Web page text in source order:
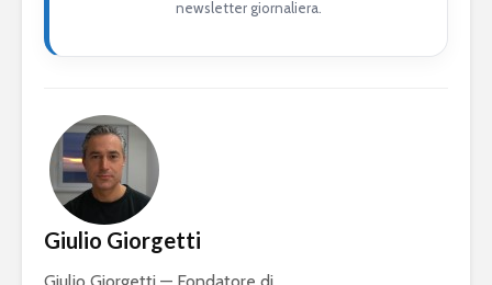
newsletter giornaliera.
Giulio Giorgetti